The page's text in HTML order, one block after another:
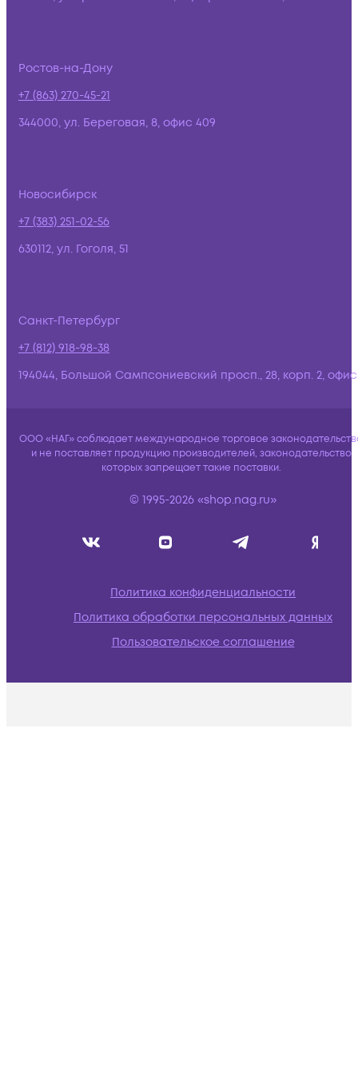
Ростов-на-Дону
+7 (863) 270-45-21
344000, ул. Береговая, 8, офис 409
Новосибирск
+7 (383) 251-02-56
630112, ул. Гоголя, 51
Санкт-Петербург
+7 (812) 918-98-38
194044, Большой Сампсониевский просп., 28, корп. 2,
ООО «НАГ» соблюдает международное торговое
и не поставляет продукцию производителей, законодательство
которых запрещает такие поставки.
© 1995-2026 «shop.nag.ru»
Политика конфиденциальности
Политика обработки персональных данных
Пользовательское соглашение